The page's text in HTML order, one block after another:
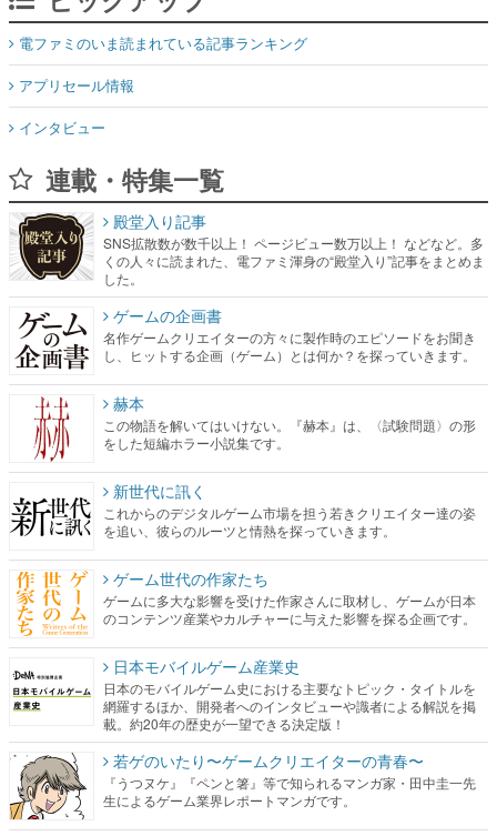
電ファミのいま読まれている記事ランキング
アプリセール情報
インタビュー
連載・特集一覧
殿堂入り記事
SNS拡散数が数千以上！ ページビュー数万以上！ などなど。多
くの人々に読まれた、電ファミ渾身の“殿堂入り”記事をまとめま
した。
ゲームの企画書
名作ゲームクリエイターの方々に製作時のエピソードをお聞き
し、ヒットする企画（ゲーム）とは何か？を探っていきます。
赫本
この物語を解いてはいけない。『赫本』は、〈試験問題〉の形
をした短編ホラー小説集です。
新世代に訊く
これからのデジタルゲーム市場を担う若きクリエイター達の姿
を追い、彼らのルーツと情熱を探っていきます。
ゲーム世代の作家たち
ゲームに多大な影響を受けた作家さんに取材し、ゲームが日本
のコンテンツ産業やカルチャーに与えた影響を探る企画です。
日本モバイルゲーム産業史
日本のモバイルゲーム史における主要なトピック・タイトルを
網羅するほか、開発者へのインタビューや識者による解説を掲
載。約20年の歴史が一望できる決定版！
若ゲのいたり〜ゲームクリエイターの青春〜
『うつヌケ』『ペンと箸』等で知られるマンガ家・田中圭一先
生によるゲーム業界レポートマンガです。